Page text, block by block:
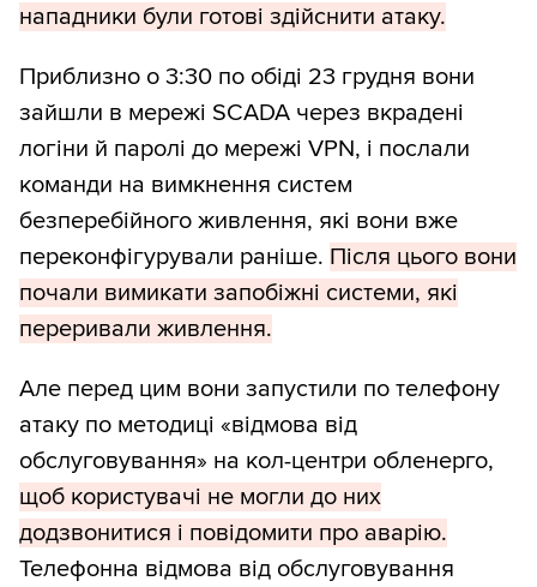
нападники були готові здійснити атаку.
Приблизно о 3:30 по обіді 23 грудня вони
зайшли в мережі SCADA через вкрадені
логіни й паролі до мережі VPN, і послали
команди на вимкнення систем
безперебійного живлення, які вони вже
переконфігурували раніше. Після цього вони
почали вимикати запобіжні системи, які
переривали живлення.
Але перед цим вони запустили по телефону
атаку по методиці «відмова від
обслуговування» на кол-центри обленерго,
щоб користувачі не могли до них
додзвонитися і повідомити про аварію.
Телефонна відмова від обслуговування